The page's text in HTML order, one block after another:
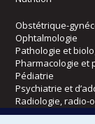
Obstétrique-
Ophtalmologie
Pathologie et
Pharmacologie et
Pédiatrie
Psychiatrie et
Radiologie, radio-